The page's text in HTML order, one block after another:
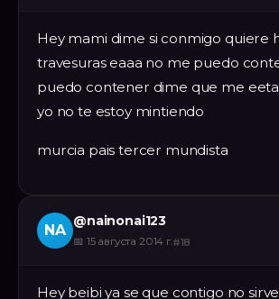
Hey mami dime si conmigo quiere
travesuras eaaa no me puedo
puedo contener dime que me
yo no te estoy mintiendo
murcia pais tercer mundista
NA
@nainonai123
📅 15 августа 2014 г.#18
Hey beibi ya se que contigo no